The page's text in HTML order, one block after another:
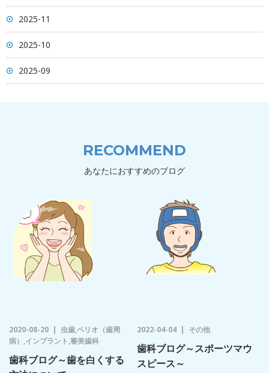
2025-11
2025-10
2025-09
RECOMMEND
あなたにおすすめのブログ
2020-08-20
虫歯,ペリオ（歯周
病）,インプラント,審美歯科
歯科ブログ～歯を白くする
2022-04-04 その他
歯科ブログ～スポーツマウ
スピース～